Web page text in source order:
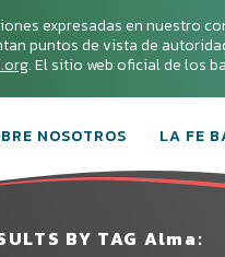
expresadas en nuestro
puntos de vista de
. El sitio web oficial de los
NOSOTROS LA FE
BY TAG Alma: